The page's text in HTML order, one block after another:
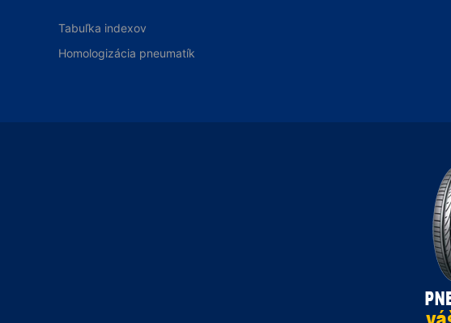
Tabuľka indexov
Homologizácia pneumatík